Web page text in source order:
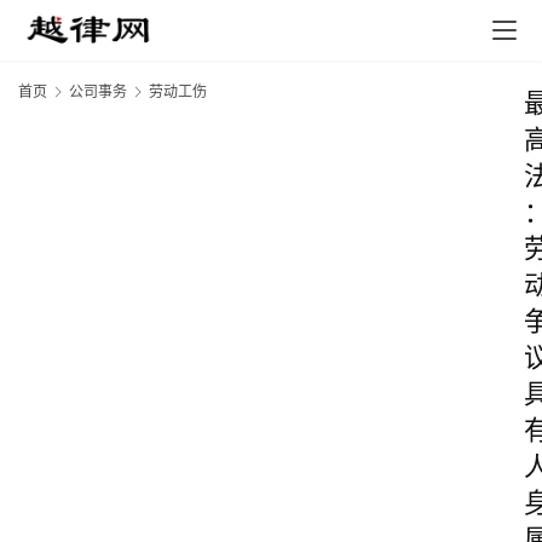
首页 公司事务 劳动工伤